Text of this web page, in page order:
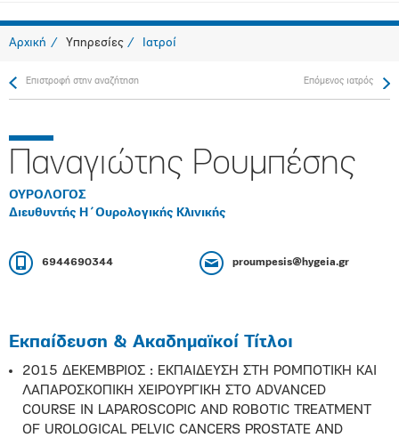
Αρχική Υπηρεσίες Ιατροί
Επιστροφή στην αναζήτηση Επόμενος ιατρός
Παναγιώτης Ρουμπέσης
ΟΥΡΟΛΟΓΟΣ
Διευθυντής Η΄Ουρολογικής Κλινικής
6944690344 proumpesis@hygeia.gr
Εκπαίδευση & Ακαδημαϊκοί Τίτλοι
2015 ΔΕΚΕΜΒΡΙΟΣ : ΕΚΠΑΙΔΕΥΣΗ ΣΤΗ ΡΟΜΠΟΤΙΚΗ ΚΑΙ
ΛΑΠΑΡΟΣΚΟΠΙΚΗ ΧΕΙΡΟΥΡΓΙΚΗ ΣΤΟ ADVANCED
COURSE IN LAPAROSCOPIC AND ROBOTIC TREATMENT
OF UROLOGICAL PELVIC CANCERS PROSTATE AND